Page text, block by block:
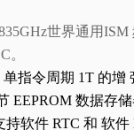
世界通用ISM
。
单指令周期 1T 的增
EEPROM 数据存
持软件 RTC 和软件